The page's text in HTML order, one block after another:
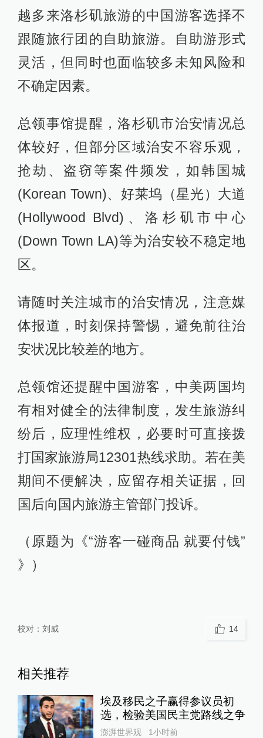
越多来洛杉矶旅游的中国游客选择不
跟随旅行团的自助旅游。自助游形式
灵活，但同时也面临较多未知风险和
不确定因素。
总领事馆提醒，洛杉矶市治安情况总
体较好，但部分区域治安不容乐观，
抢劫、盗窃等案件频发，如韩国城
(Korean Town)、好莱坞（星光）大道
(Hollywood Blvd)、洛杉矶市中心
(Down Town LA)等为治安较不稳定地
区。
请随时关注城市的治安情况，注意媒
体报道，时刻保持警惕，避免前往治
安状况比较差的地方。
总领馆还提醒中国游客，中美两国均
有相对健全的法律制度，发生旅游纠
纷后，应理性维权，必要时可直接拨
打国家旅游局12301热线求助。若在美
期间不便解决，应留存相关证据，回
国后向国内旅游主管部门投诉。
（原题为《“游客一碰商品 就要付钱”
》）
校对： 刘威 14
相关推荐
埃及移民之子赢得参议员初
选，检验美国民主党路线之争
澎湃世界观
1小时前